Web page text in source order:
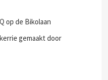
op de Bikolaan
gemaakt door